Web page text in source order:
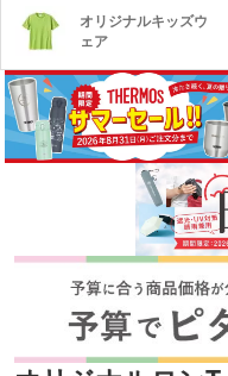
オリジナルキッズウ
ェア